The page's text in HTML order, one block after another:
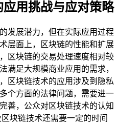
用挑战与应对策略
发展潜力，但在实际应用过程
层面上，区块链的性能和扩展
区块链的交易处理速度相对较
满足大规模商业应用的需求，
区块链技术的应用涉及到隐私
个方面的法律问题，需要进一
善，公众对区块链技术的认知
块链技术还需要一定的时间